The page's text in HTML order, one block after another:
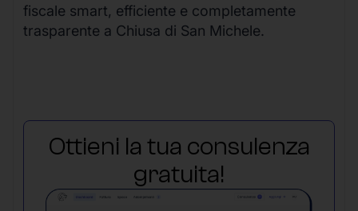
fiscale smart, efficiente e completamente
trasparente a Chiusa di San Michele.
Ottieni la tua consulenza
gratuita!